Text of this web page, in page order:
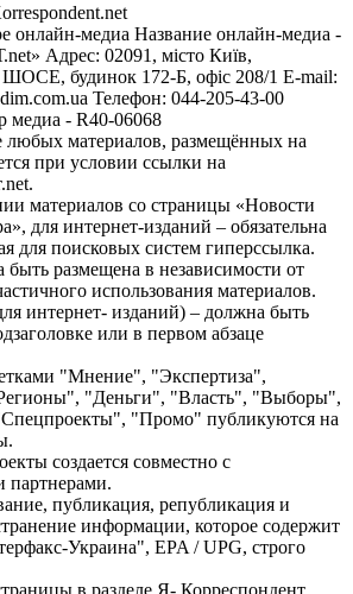
онлайн-медиа Название онлайн-медиа -
Адрес: 02091, місто Київ,
будинок 172-Б, офіс 208/1 E-mail:
Телефон: 044-205-43-00
медиа - R40-06068
любых материалов, размещённых на
при условии ссылки на
материалов со страницы «Новости
для интернет-изданий – обязательна
для поисковых систем гиперссылка.
размещена в независимости от
использования материалов.
интернет- изданий) – должна быть
или в первом абзаце
"Мнение", "Экспертиза",
"Деньги", "Власть", "Выборы",
"Промо" публикуются на
создается совместно с
партнерами.
публикация, републикация и
информации, которое содержит
Украина", EPA / UPG, строго
в разделе Я- Корреспондент